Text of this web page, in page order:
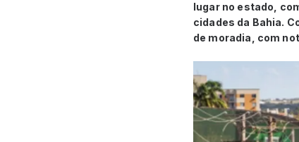
lugar no estado,
cidades da Bahia.
de moradia, com